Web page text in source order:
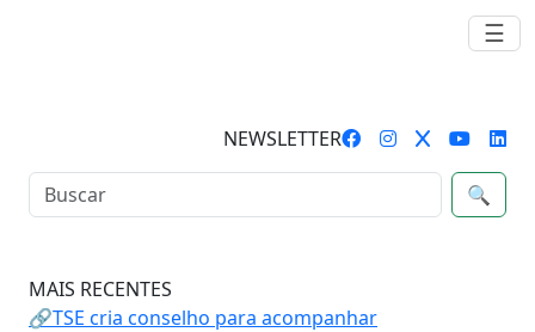
☰
NEWSLETTER
🔍
MAIS RECENTES
🔗TSE cria conselho para acompanhar